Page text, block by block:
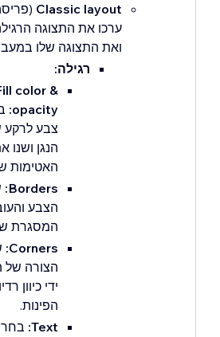
Classic layout
ערכו את התצוגה
ואת התצוגה שלו
רגילה:
color &
opacity:
צבע לרקע
הנגן
האטימות
Borders:
הצבע
המסגרת
Corners:
הצורה של
ידי כיוון
הפינות.
Text: